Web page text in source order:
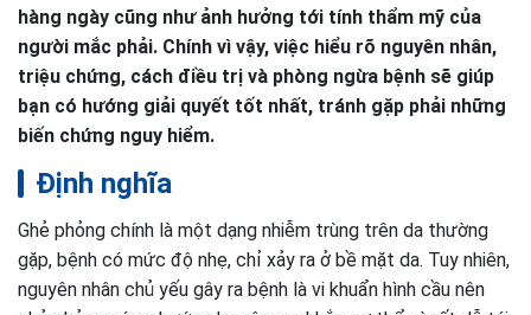
hàng ngày cũng như ảnh hưởng tới tính thẩm mỹ của
người mắc phải. Chính vì vậy, việc hiểu rõ nguyên nhân,
triệu chứng, cách điều trị và phòng ngừa bệnh sẽ giúp
bạn có hướng giải quyết tốt nhất, tránh gặp phải những
biến chứng nguy hiểm.
Định nghĩa
Ghẻ phỏng chính là một dạng nhiễm trùng trên da thường
gặp, bệnh có mức độ nhẹ, chỉ xảy ra ở bề mặt da. Tuy nhiên,
nguyên nhân chủ yếu gây ra bệnh là vi khuẩn hình cầu nên